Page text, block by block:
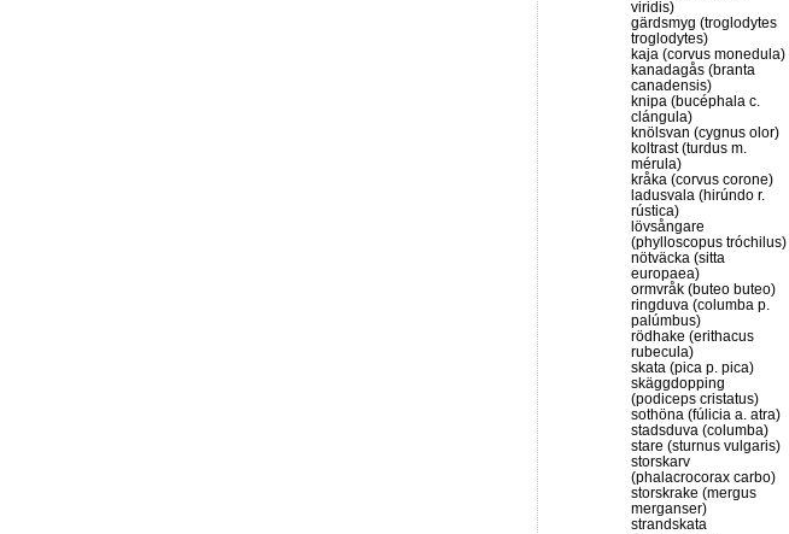
viridis)
gärdsmyg (troglodytes
troglodytes)
kaja (corvus monedula)
kanadagås (branta
canadensis)
knipa (bucéphala c.
clángula)
knölsvan (cygnus olor)
koltrast (turdus m.
mérula)
kråka (corvus corone)
ladusvala (hirúndo r.
rústica)
lövsångare
(phylloscopus tróchilus)
nötväcka (sitta
europaea)
ormvråk (buteo buteo)
ringduva (columba p.
palúmbus)
rödhake (erithacus
rubecula)
skata (pica p. pica)
skäggdopping
(podiceps cristatus)
sothöna (fúlicia a. atra)
stadsduva (columba)
stare (sturnus vulgaris)
storskarv
(phalacrocorax carbo)
storskrake (mergus
merganser)
strandskata